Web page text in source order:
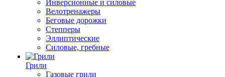
Инверсионные и силовые
Велотренажеры
Беговые дорожки
Степперы
Эллиптические
Силовые, гребные
Грили
Газовые грили